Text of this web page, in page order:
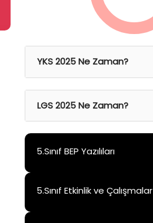
YKS 2025 Ne Zaman?
LGS 2025 Ne Zaman?
5.Sınıf BEP Yazılıları
5.Sınıf Etkinlik ve Çalışmalar